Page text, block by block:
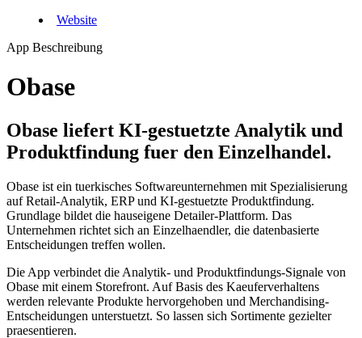
Website
App Beschreibung
Obase
Obase liefert KI-gestuetzte Analytik und
Produktfindung fuer den Einzelhandel.
Obase ist ein tuerkisches Softwareunternehmen mit Spezialisierung
auf Retail-Analytik, ERP und KI-gestuetzte Produktfindung.
Grundlage bildet die hauseigene Detailer-Plattform. Das
Unternehmen richtet sich an Einzelhaendler, die datenbasierte
Entscheidungen treffen wollen.
Die App verbindet die Analytik- und Produktfindungs-Signale von
Obase mit einem Storefront. Auf Basis des Kaeuferverhaltens
werden relevante Produkte hervorgehoben und Merchandising-
Entscheidungen unterstuetzt. So lassen sich Sortimente gezielter
praesentieren.